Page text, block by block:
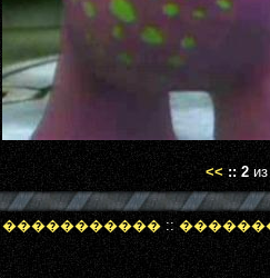
<<:: 2
�����������::